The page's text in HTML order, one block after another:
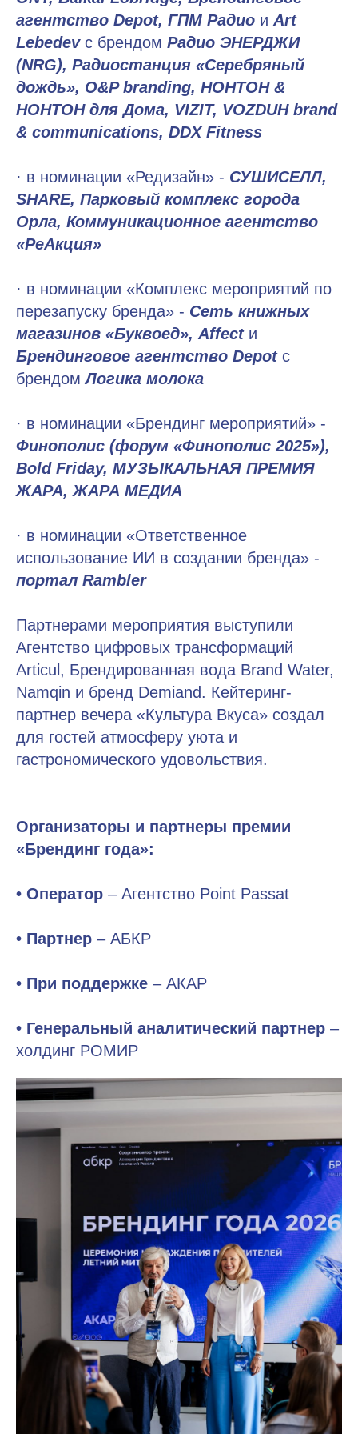
агентство Depot, ГПМ Радио и Art
Lebedev с брендом Радио ЭНЕРДЖИ
(NRG), Радиостанция «Серебряный
дождь», O&P branding, НОНТОН &
НОНТОН для Дома, VIZIT, VOZDUH brand
& communications, DDX Fitness
· в номинации «Редизайн» - СУШИСЕЛЛ,
SHARE, Парковый комплекс города
Орла, Коммуникационное агентство
«РеАкция»
· в номинации «Комплекс мероприятий по
перезапуску бренда» - Сеть книжных
магазинов «Буквоед», Affect и
Брендинговое агентство Depot с
брендом Логика молока
· в номинации «Брендинг мероприятий» -
Финополис (форум «Финополис 2025»),
Bold Friday, МУЗЫКАЛЬНАЯ ПРЕМИЯ
ЖАРА, ЖАРА МЕДИА
· в номинации «Ответственное
использование ИИ в создании бренда» -
портал Rambler
Партнерами мероприятия выступили
Агентство цифровых трансформаций
Articul, Брендированная вода Brand Water,
Namqin и бренд Demiand. Кейтеринг-
партнер вечера «Культура Вкуса» создал
для гостей атмосферу уюта и
гастрономического удовольствия.
Организаторы и партнеры премии
«Брендинг года»:
• Оператор – Агентство Point Passat
• Партнер – АБКР
• При поддержке – АКАР
• Генеральный аналитический партнер –
холдинг РОМИР